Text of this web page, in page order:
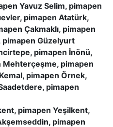
Yavuz Selim, pimapen
pimapen Atatürk,
Çakmaklı, pimapen
pimapen Güzelyurt
pimapen İnönü,
Mehterçeşme, pimapen
pimapen Örnek,
pimapen
pimapen Yeşilkent,
pimapen